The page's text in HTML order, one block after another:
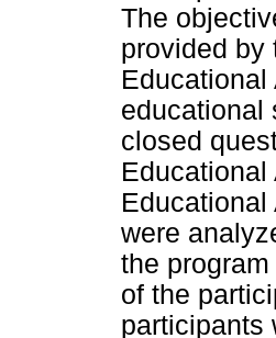
The
provided by
educational
closed
were
the
of the
participants